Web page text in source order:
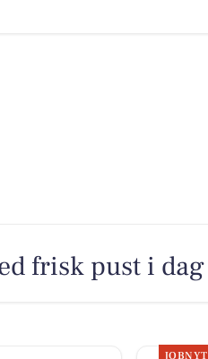
frisk pust i dag
JOBNYT